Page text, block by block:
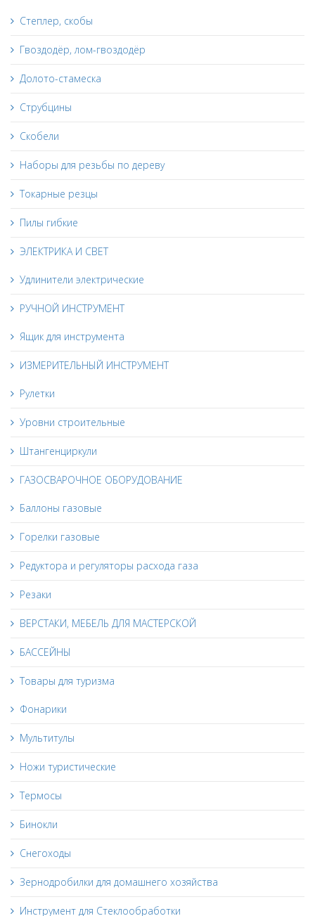
Степлер, скобы
Гвоздодёр, лом-гвоздодёр
Долото-стамеска
Струбцины
Скобели
Наборы для резьбы по дереву
Токарные резцы
Пилы гибкие
ЭЛЕКТРИКА И СВЕТ
Удлинители электрические
РУЧНОЙ ИНСТРУМЕНТ
Ящик для инструмента
ИЗМЕРИТЕЛЬНЫЙ ИНСТРУМЕНТ
Рулетки
Уровни строительные
Штангенциркули
ГАЗОСВАРОЧНОЕ ОБОРУДОВАНИЕ
Баллоны газовые
Горелки газовые
Редуктора и регуляторы расхода газа
Резаки
ВЕРСТАКИ, МЕБЕЛЬ ДЛЯ МАСТЕРСКОЙ
БАССЕЙНЫ
Товары для туризма
Фонарики
Мультитулы
Ножи туристические
Термосы
Бинокли
Снегоходы
Зернодробилки для домашнего хозяйства
Инструмент для Стеклообработки